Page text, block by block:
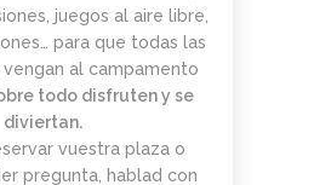
juegos al aire libre,
para que todas las
al campamento
todo disfruten y se
diviertan.
vuestra plaza o
pregunta, hablad con